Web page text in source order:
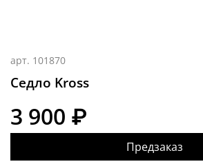
арт. 101870
Седло Kross
3 900 ₽
Предзаказ